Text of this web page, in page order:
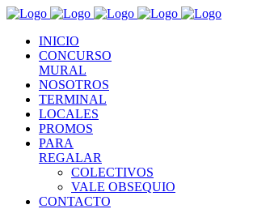
INICIO
CONCURSO
MURAL
NOSOTROS
TERMINAL
LOCALES
PROMOS
PARA
REGALAR
COLECTIVOS
VALE OBSEQUIO
CONTACTO